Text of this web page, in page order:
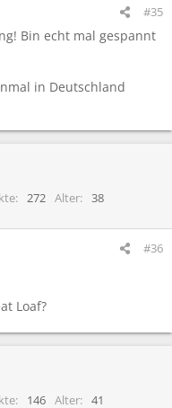
#35
Bin echt mal gespannt
in Deutschland
272 Alter
38
#36
Loaf?
146 Alter 41